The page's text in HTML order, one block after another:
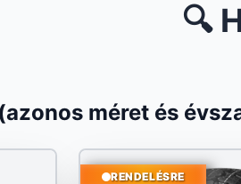
🔍
méret és
RENDELÉSRE